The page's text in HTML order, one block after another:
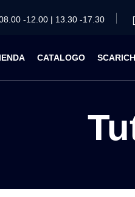
-12.00 | 13.30 -17.30
CATALOGO